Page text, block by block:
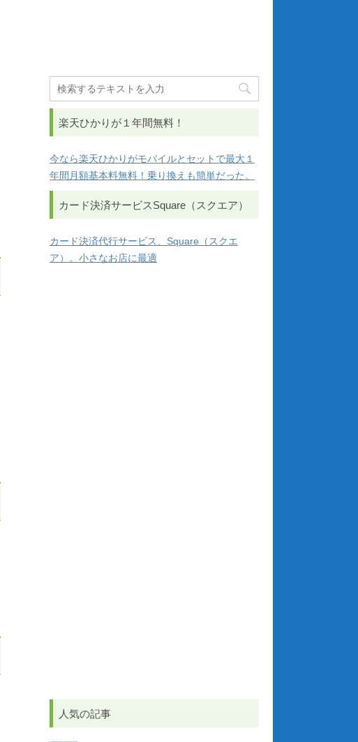
楽天ひかりが１年間無料！
今なら楽天ひかりがモバイルとセットで最大１
年間月額基本料無料！乗り換えも簡単だった。
カード決済サービスSquare（スクエア）
カード決済代行サービス、Square（スクエ
ア）。小さなお店に最適
人気の記事